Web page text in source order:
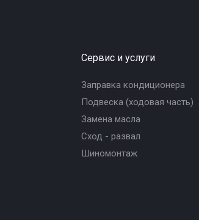
Сервис и услуги
Заправка кондиционера
Подвеска (ходовая часть)
Замена масла
Сход - развал
Шиномонтаж